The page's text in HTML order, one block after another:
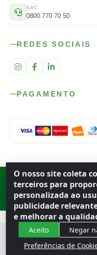
O nosso site coleta
terceiros para
personalizada ao
publicidade
e melhorar a
Aceito
Negar
Preferências de
SAC
0800 770 70 50
REDES SOCIAIS
PAGAMENTO
Rod. SP-215, s/n, km 98 — Área
· CNPJ 56.679.863/
© 2026 Atacado Ideal